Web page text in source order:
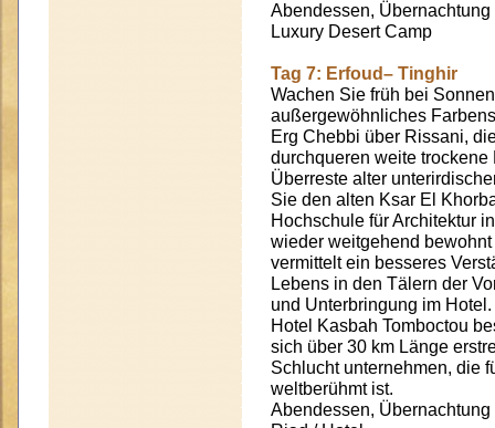
Abendessen,
Luxury Desert Camp
Tag 7: Erfoud– Tinghir
Wachen Sie früh bei
außergewöhnliches
Erg Chebbi über Rissani,
durchqueren weite
Überreste alter
Sie den alten Ksar El
Hochschule für Architektur
wieder weitgehend
vermittelt ein besseres
Lebens in den Tälern der
und Unterbringung im
Hotel Kasbah Tomboctou
sich über 30 km Länge
Schlucht unternehmen, die
weltberühmt ist.
Abendessen,